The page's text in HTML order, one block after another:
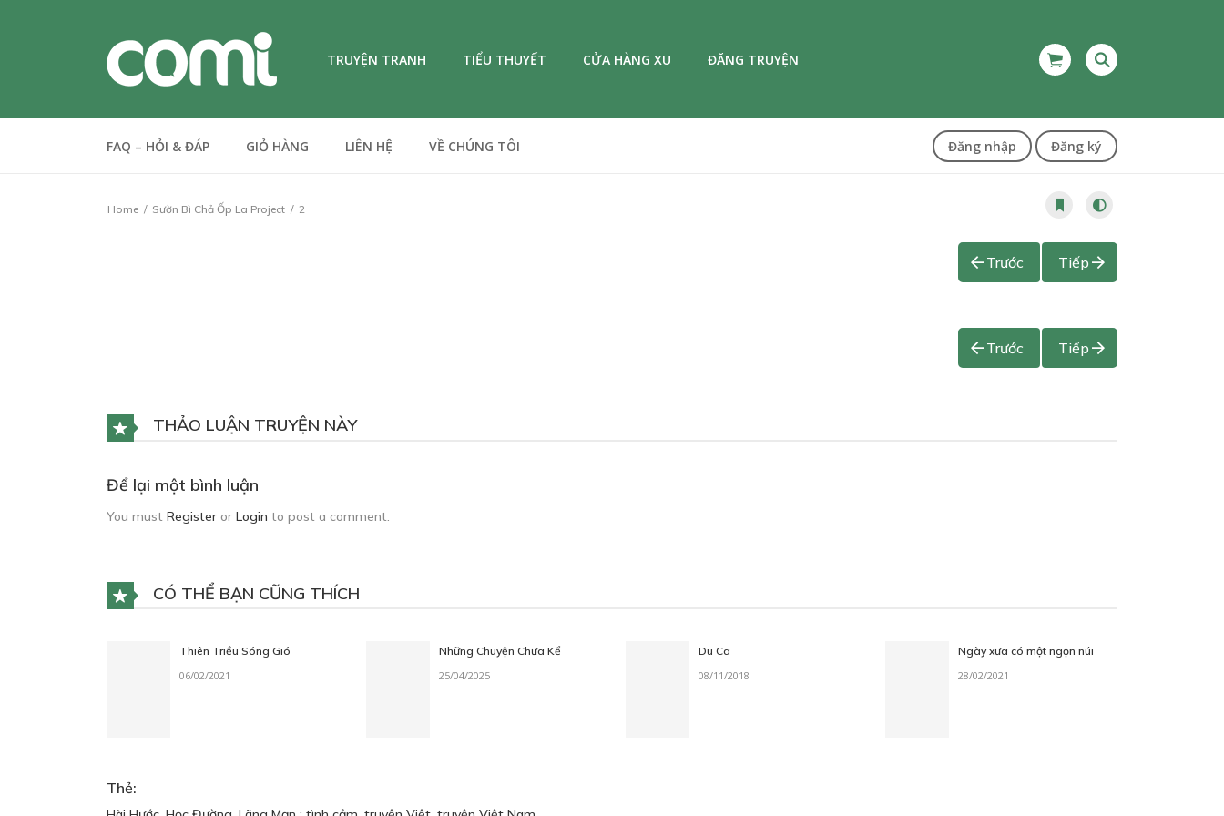
TRUYỆN TRANH TIỂU THUYẾT CỬA HÀNG XU ĐĂNG TRUYỆN
FAQ – HỎI & ĐÁP GIỎ HÀNG LIÊN HỆ VỀ CHÚNG TÔI Đăng nhập Đăng ký
Home Sườn Bì Chả Ốp La Project 2
Trước Tiếp
Trước Tiếp
THẢO LUẬN TRUYỆN NÀY
Để lại một bình luận
You must Register or Login to post a comment.
CÓ THỂ BẠN CŨNG THÍCH
Thiên Triều Sóng Gió
06/02/2021
Những Chuyện Chưa Kể
25/04/2025
Du Ca
08/11/2018
Ngày xưa có một ngọn núi
28/02/2021
Thẻ: